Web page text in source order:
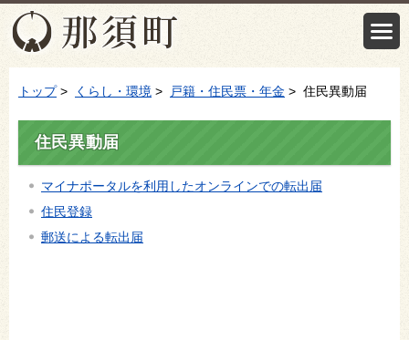
トップ> くらし・環境 > 戸籍・住民票・年金 > 住民異動届
住民異動届
マイナポータルを利用したオンラインでの転出届
住民登録
郵送による転出届